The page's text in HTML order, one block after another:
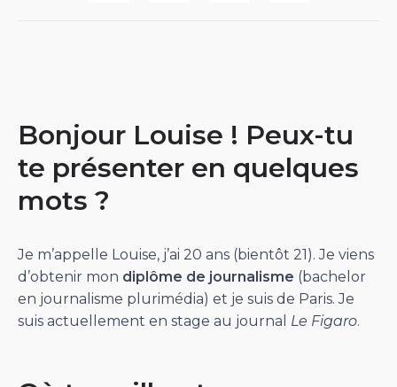
Bonjour Louise ! Peux-tu
te présenter en quelques
mots ?
Je m’appelle Louise, j’ai 20 ans (bientôt 21). Je viens
d’obtenir mon diplôme de journalisme (bachelor
en journalisme plurimédia) et je suis de Paris. Je
suis actuellement en stage au journal Le Figaro.